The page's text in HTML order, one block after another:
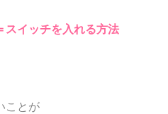
スイッチを入れる方法
ことが